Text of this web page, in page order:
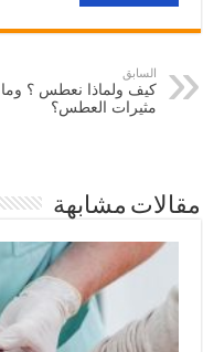
السابق
كيف ولماذا نعطس ؟
مثيرات العطس؟
مقالات مشابهة